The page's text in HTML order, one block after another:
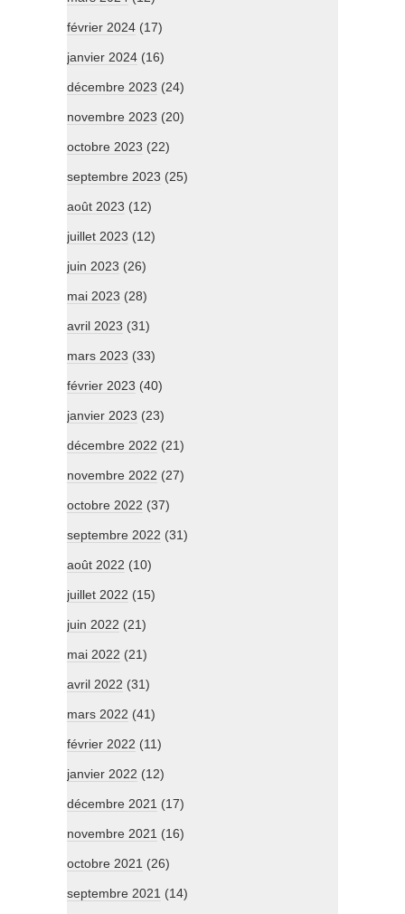
février 2024 (17)
janvier 2024 (16)
décembre 2023 (24)
novembre 2023 (20)
octobre 2023 (22)
septembre 2023 (25)
août 2023 (12)
juillet 2023 (12)
juin 2023 (26)
mai 2023 (28)
avril 2023 (31)
mars 2023 (33)
février 2023 (40)
janvier 2023 (23)
décembre 2022 (21)
novembre 2022 (27)
octobre 2022 (37)
septembre 2022 (31)
août 2022 (10)
juillet 2022 (15)
juin 2022 (21)
mai 2022 (21)
avril 2022 (31)
mars 2022 (41)
février 2022 (11)
janvier 2022 (12)
décembre 2021 (17)
novembre 2021 (16)
octobre 2021 (26)
septembre 2021 (14)